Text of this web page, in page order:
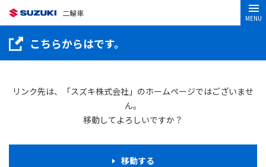
二輪車
MENU
こちらからはです。
リンク先は、「スズキ株式会社」のホームページではございませ
ん。
移動してよろしいですか？
移動する